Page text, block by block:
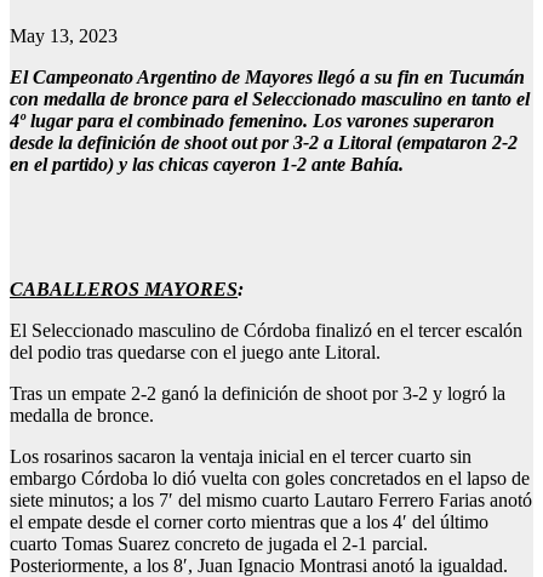
May 13, 2023
El Campeonato Argentino de Mayores llegó a su fin en Tucumán
con medalla de bronce para el Seleccionado masculino en tanto el
4º lugar para el combinado femenino. Los varones superaron
desde la definición de shoot out por 3-2 a Litoral (empataron 2-2
en el partido) y las chicas cayeron 1-2 ante Bahía.
CABALLEROS MAYORES:
El Seleccionado masculino de Córdoba finalizó en el tercer escalón
del podio tras quedarse con el juego ante Litoral.
Tras un empate 2-2 ganó la definición de shoot por 3-2 y logró la
medalla de bronce.
Los rosarinos sacaron la ventaja inicial en el tercer cuarto sin
embargo Córdoba lo dió vuelta con goles concretados en el lapso de
siete minutos; a los 7′ del mismo cuarto Lautaro Ferrero Farias anotó
el empate desde el corner corto mientras que a los 4′ del último
cuarto Tomas Suarez concreto de jugada el 2-1 parcial.
Posteriormente, a los 8′, Juan Ignacio Montrasi anotó la igualdad.